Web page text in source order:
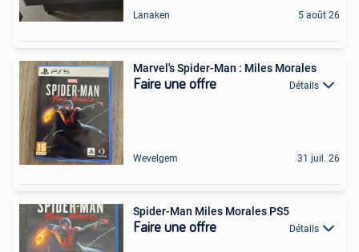
Lanaken 5 août 26
Marvel's Spider-Man : Miles Morales
Faire une offre Détails
Wevelgem 31 juil. 26
Spider-Man Miles Morales PS5
Faire une offre Détails